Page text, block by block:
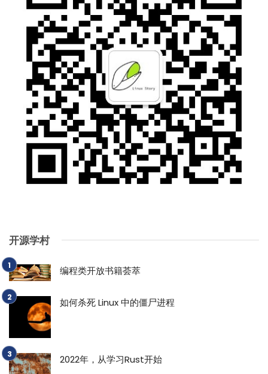
开源学村
编程类开放书籍荟萃
如何杀死 Linux 中的僵尸进程
2022年，从学习Rust开始